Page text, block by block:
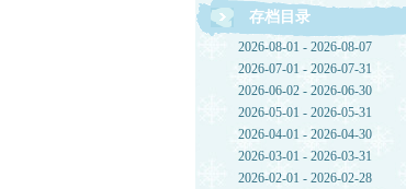
存档目录
2026-08-01 - 2026-08-07
2026-07-01 - 2026-07-31
2026-06-02 - 2026-06-30
2026-05-01 - 2026-05-31
2026-04-01 - 2026-04-30
2026-03-01 - 2026-03-31
2026-02-01 - 2026-02-28